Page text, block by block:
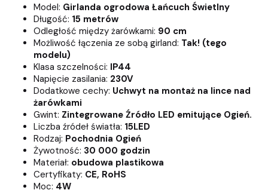
Model: Girlanda ogrodowa Łańcuch Świetlny
Długość: 15 metrów
Odległość między żarówkami: 90 cm
Możliwość łączenia ze sobą girland: Tak! (tego
modelu)
Klasa szczelności: IP44
Napięcie zasilania: 230V
Dodatkowe cechy: Uchwyt na montaż na lince nad
żarówkami
Gwint: Zintegrowane Źródło LED emitujące Ogień.
Liczba źródeł światła: 15LED
Rodzaj: Pochodnia Ogień
Żywotność: 30 000 godzin
Materiał: obudowa plastikowa
Certyfikaty: CE, RoHS
Moc: 4W